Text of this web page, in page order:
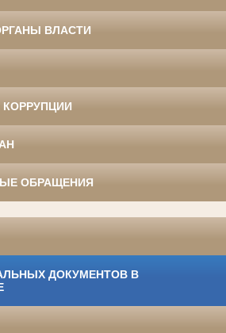
ВЛАСТИ
ОБРАЩЕНИЯ
ДОКУМЕНТОВ В